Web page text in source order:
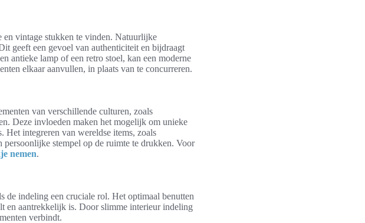
en vintage stukken te vinden. Natuurlijke
geeft een gevoel van authenticiteit en bijdraagt
antieke lamp of een retro stoel, kan een moderne
elkaar aanvullen, in plaats van te concurreren.
van verschillende culturen, zoals
Deze invloeden maken het mogelijk om unieke
Het integreren van wereldse items, zoals
stempel op de ruimte te drukken. Voor
nemen.
de indeling een cruciale rol. Het optimaal benutten
en aantrekkelijk is. Door slimme interieur indeling
verbindt.